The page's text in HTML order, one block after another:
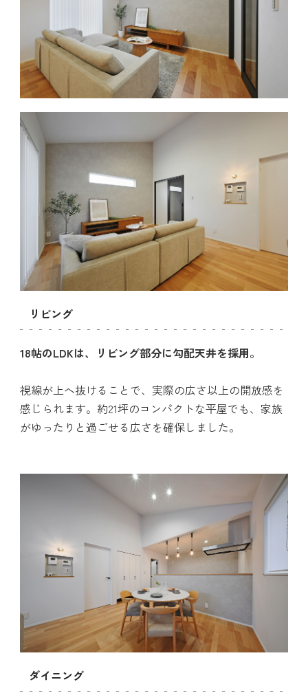
リビング
18帖のLDKは、リビング部分に勾配天井を採用。
視線が上へ抜けることで、実際の広さ以上の開放感を
感じられます。約21坪のコンパクトな平屋でも、家族
がゆったりと過ごせる広さを確保しました。
ダイニング